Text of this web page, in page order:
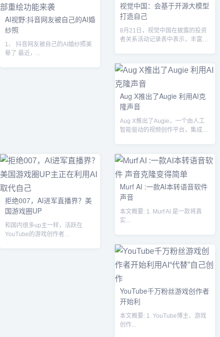
AI视野:抖音网友被自己的AI婚
纱照
1、 抖音网友被自己的AI婚纱照美
晕了 最近，...
视觉中国：会基于开源大模型
打造自己
8月21日，视觉中国在披露的投资
者关系活动记录表中表示，丰富的
Aug X推出了Augie 利用AI克
隆声音
Aug X推出了Augie，一个由人工
智能驱动的视频创作平台，集成了
拒绝007，AI进军直播界？美
国游戏圈UP
和国内很多up主一样，活跃在
YouTube的游戏创作者
Murf AI :一款AI本转语音软件
声音
本文概要: 1. Murf AI 是一款将真
实...
YouTube千万粉丝游戏创作者
开始利
本文概要: 1. YouTube博主、游戏
创作...